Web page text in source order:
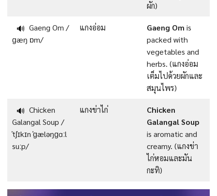
ผัก)
🔊 Gaeng Om /
ɡæŋ ɒm/
แกงอ่อม Gaeng Om is
packed with
vegetables and
herbs. (แกงอ่อม
เต็มไปด้วยผักและ
สมุนไพร)
🔊 Chicken
Galangal Soup /
ˈtʃɪkɪn ˈɡæləŋɡɑːl
suːp/
แกงข่าไก่
Chicken
Galangal Soup
is aromatic and
creamy. (แกงข่า
ไก่หอมและมัน
กะทิ)